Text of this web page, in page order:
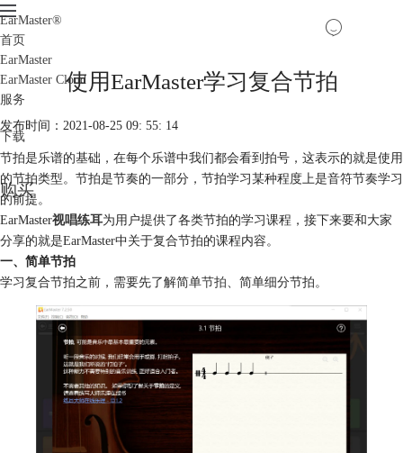
EarMaster®
首页
EarMaster
EarMaster Cloud
服务
下载
购买
使用EarMaster学习复合节拍
发布时间：2021-08-25 09: 55: 14
节拍是乐谱的基础，在每个乐谱中我们都会看到拍号，这表示的就是使用
的节拍类型。节拍是节奏的一部分，节拍学习某种程度上是音符节奏学习
的前提。
EarMaster视唱练耳为用户提供了各类节拍的学习课程，接下来要和大家
分享的就是EarMaster中关于复合节拍的课程内容。
一、简单节拍
学习复合节拍之前，需要先了解简单节拍 、简单细分节拍。